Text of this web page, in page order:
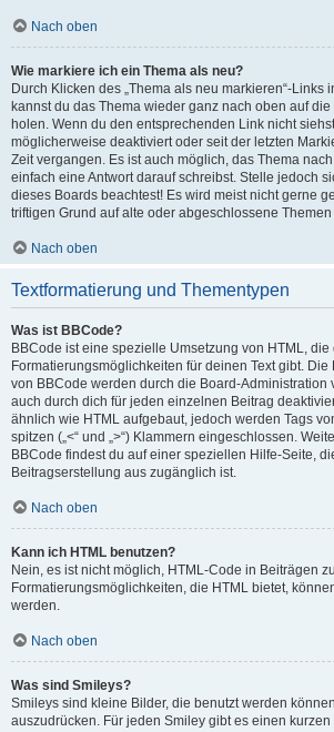
Nach oben
Wie markiere ich ein Thema als neu?
Durch Klicken des „Thema als neu markieren“-Links
kannst du das Thema wieder ganz nach oben auf
holen. Wenn du den entsprechenden Link nicht
möglicherweise deaktiviert oder seit der letzten
Zeit vergangen. Es ist auch möglich, das Thema
einfach eine Antwort darauf schreibst. Stelle jedoch
dieses Boards beachtest! Es wird meist nicht gerne
triftigen Grund auf alte oder abgeschlossene
Nach oben
Textformatierung und Thementypen
Was ist BBCode?
BBCode ist eine spezielle Umsetzung von HTML,
Formatierungsmöglichkeiten für deinen Text gibt. Die
von BBCode werden durch die Board-Administration
auch durch dich für jeden einzelnen Beitrag
ähnlich wie HTML aufgebaut, jedoch werden Tags
spitzen („<“ und „>“) Klammern eingeschlossen.
BBCode findest du auf einer speziellen Hilfe-Seite,
Beitragserstellung aus zugänglich ist.
Nach oben
Kann ich HTML benutzen?
Nein, es ist nicht möglich, HTML-Code in Beiträgen
Formatierungsmöglichkeiten, die HTML bietet,
werden.
Nach oben
Was sind Smileys?
Smileys sind kleine Bilder, die benutzt werden
auszudrücken. Für jeden Smiley gibt es einen kurzen